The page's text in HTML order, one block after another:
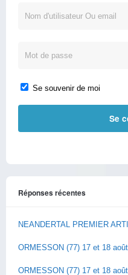
Se souvenir de moi
Réponses récentes
NEANDERTAL PREMIER
ORMESSON (77) 17 et 18 août
ORMESSON (77) 17 et 18 août